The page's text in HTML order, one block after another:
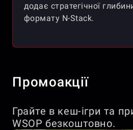
додає стратегічної
формату N-Stack.
Промоакції
Грайте в кеш-ігри та
WSOP безкоштовно.